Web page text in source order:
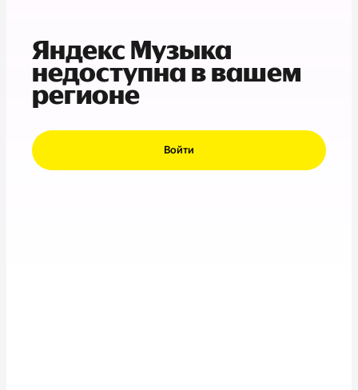
Яндекс Музыка
недоступна в вашем
регионе
Войти